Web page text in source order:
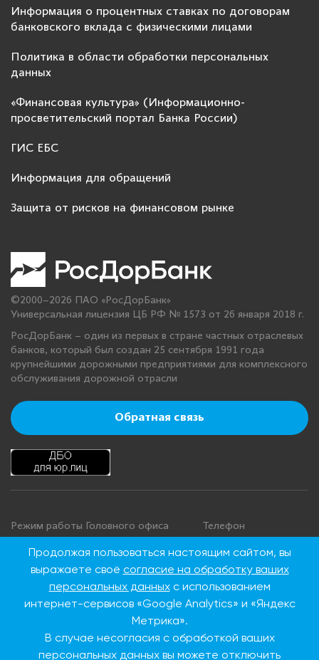
Информация о процентных ставках по договорам
банковского вклада с физическими лицами
Политика в области обработки персональных
данных
«Финансовая культура» (Информационно-
просветительский портал Банка России)
ГИС ЕБС
Информация для обращений
Защита от рисков на финансовом рынке
©2000–2026 ПАО «РосДорБанк»
Универсальная лицензия ЦБ РФ № 1573 от 26 января 2018 г.
РосДорБанк – один из первых в стране частных отраслевых
банков, который был создан 25 сентября 1991 года
крупнейшими дорожными предприятиями для комплексного
обслуживания дорожной отрасли
Обратная связь
Режим работы Головного офиса
Понедельник - четверг: с 9:00 до
18:00
Суббота, воскресенье: выходные
Телефон
+7 495 276 00 22
8 800 100 00 22
России)
Продолжая пользоваться настоящим сайтом, вы
выражаете своё согласие на обработку ваших
персональных данныхс использованием
интернет-сервисов «Google Analytics» и «Яндекс
Метрика».
В случае несогласия с обработкой ваших
персональных данных вы можете отключить